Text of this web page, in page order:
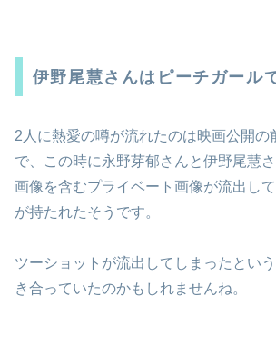
伊野尾慧さんはピーチガール
2人に熱愛の噂が流れたのは映画公開の
で、この時に永野芽郁さんと伊野尾慧
画像を含むプライベート画像が流出し
が持たれたそうです。
ツーショットが流出してしまったとい
き合っていたのかもしれませんね。